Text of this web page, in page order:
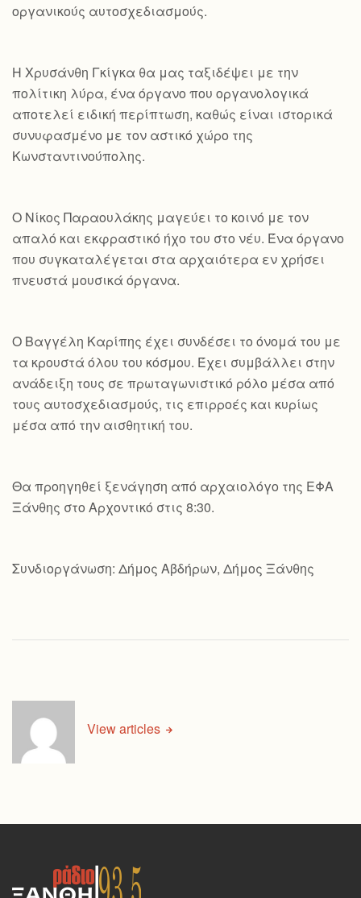
οργανικούς αυτοσχεδιασμούς.
Η Χρυσάνθη Γκίγκα θα μας ταξιδέψει με την
πολίτικη λύρα, ένα όργανο που οργανολογικά
αποτελεί ειδική περίπτωση, καθώς είναι ιστορικά
συνυφασμένο με τον αστικό χώρο της
Κωνσταντινούπολης.
Ο Νίκος Παραουλάκης μαγεύει το κοινό με τον
απαλό και εκφραστικό ήχο του στο νέυ. Ένα όργανο
που συγκαταλέγεται στα αρχαιότερα εν χρήσει
πνευστά μουσικά όργανα.
Ο Βαγγέλη Καρίπης έχει συνδέσει το όνομά του με
τα κρουστά όλου του κόσμου. Έχει συμβάλλει στην
ανάδειξη τους σε πρωταγωνιστικό ρόλο μέσα από
τους αυτοσχεδιασμούς, τις επιρροές και κυρίως
μέσα από την αισθητική του.
Θα προηγηθεί ξενάγηση από αρχαιολόγο της ΕΦΑ
Ξάνθης στο Αρχοντικό στις 8:30.
Συνδιοργάνωση: Δήμος Αβδήρων, Δήμος Ξάνθης
View articles